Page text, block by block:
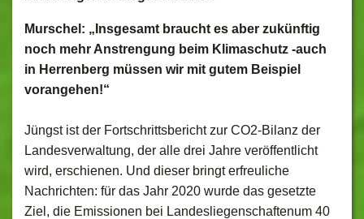
Murschel: „Insgesamt braucht es aber zukünftig
noch mehr Anstrengung beim Klimaschutz -auch
in Herrenberg müssen wir mit gutem Beispiel
vorangehen!“
Jüngst ist der Fortschrittsbericht zur CO2-Bilanz der
Landesverwaltung, der alle drei Jahre veröffentlicht
wird, erschienen. Und dieser bringt erfreuliche
Nachrichten: für das Jahr 2020 wurde das gesetzte
Ziel, die Emissionen bei Landesliegenschaftenum 40